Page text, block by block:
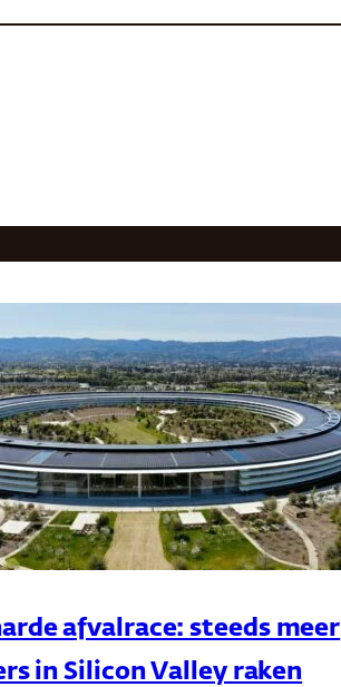
afvalrace: steeds meer
in Silicon Valley raken